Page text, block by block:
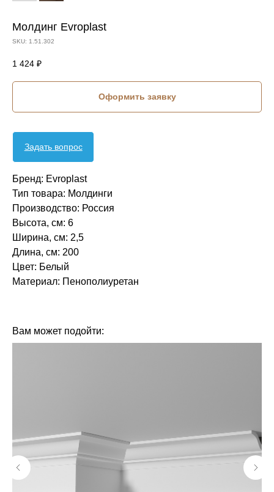
Молдинг Evroplast
SKU: 1.51.302
1 424 ₽
Оформить заявку
Задать вопрос
Бренд: Evroplast
Тип товара: Молдинги
Производство: Россия
Высота, см: 6
Ширина, см: 2,5
Длина, см: 200
Цвет: Белый
Материал: Пенополиуретан‎‎
Вам может подойти: